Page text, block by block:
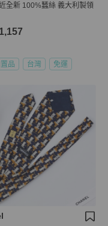
全新 100%蠶絲 義大利製領
品 台灣 免運